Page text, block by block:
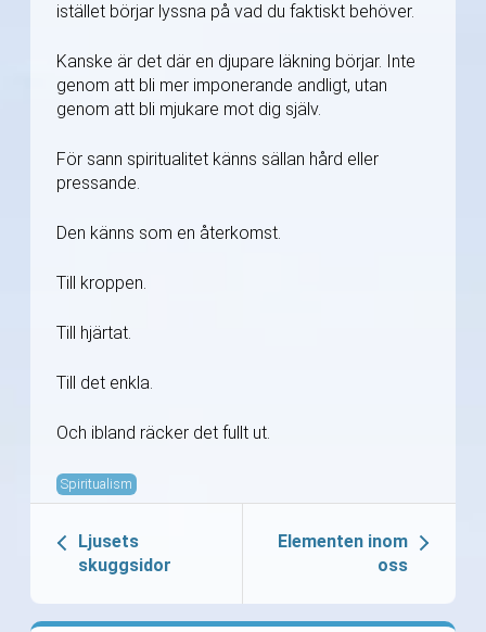
istället börjar lyssna på vad du faktiskt behöver.
Kanske är det där en djupare läkning börjar. Inte
genom att bli mer imponerande andligt, utan
genom att bli mjukare mot dig själv.
För sann spiritualitet känns sällan hård eller
pressande.
Den känns som en återkomst.
Till kroppen.
Till hjärtat.
Till det enkla.
Och ibland räcker det fullt ut.
Spiritualism
Ljusets
skuggsidor
Elementen inom
oss